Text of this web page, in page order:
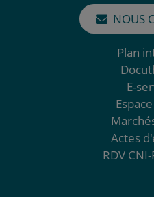
NOUS
Plan
E-
Actes
RDV